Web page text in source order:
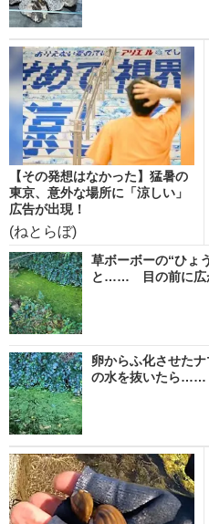
【その発想はなかった】猛暑の
東京、意外な場所に「涼しい」
広告が出現！
(ねとらぼ)
草ボーボーの“ひょ
と…… 目の前に広
卵からふ化させた
の水を抜いたら